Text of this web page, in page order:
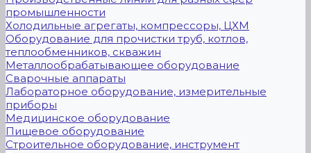
промышленности
Холодильные агрегаты, компрессоры, ЦХМ
Оборудование для прочистки труб, котлов,
теплообменников, скважин
Металлообрабатывающее оборудование
Сварочные аппараты
Лабораторное оборудование, измерительные
приборы
Медицинское оборудование
Пищевое оборудование
Строительное оборудование, инструмент